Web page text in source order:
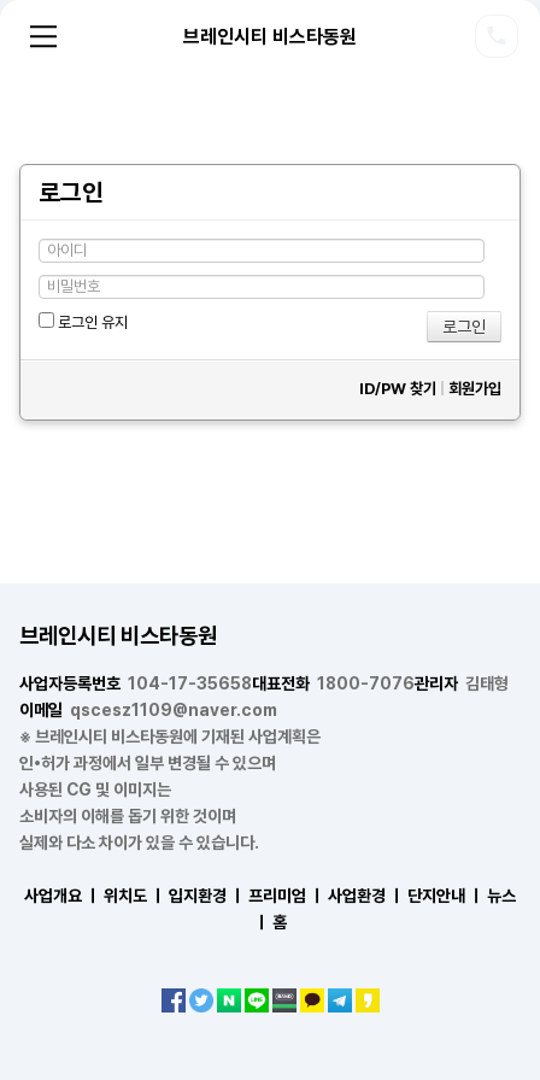
브레인시티 비스타동원
로그인
로그인 유지
ID/PW 찾기 회원가입
브레인시티 비스타동원
사업자등록번호 104-17-35658대표전화 1800-7076관리자 김태형
이메일 qscesz1109@naver.com
※ 브레인시티 비스타동원에 기재된 사업계획은
인•허가 과정에서 일부 변경될 수 있으며
사용된 CG 및 이미지는
소비자의 이해를 돕기 위한 것이며
실제와 다소 차이가 있을 수 있습니다.
사업개요 ㅣ 위치도 ㅣ 입지환경 ㅣ 프리미엄 ㅣ 사업환경 ㅣ 단지안내 ㅣ
뉴스
홈